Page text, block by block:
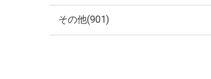
その他(901)